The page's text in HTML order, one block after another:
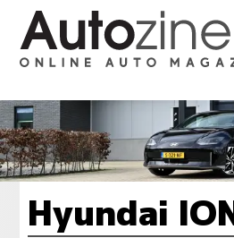
Hyundai